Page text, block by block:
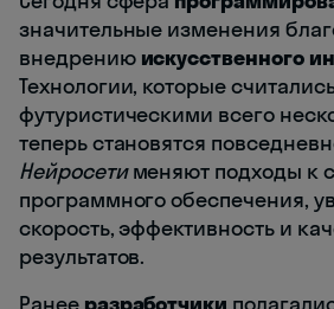
значительные изменения
внедрению искусственного
Технологии, которые
футуристическими всего
теперь становятся
Нейросетименяют подходы к
программного обеспечения,
скорость, эффективность и
результатов.